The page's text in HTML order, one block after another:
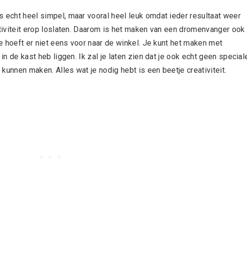
echt heel simpel, maar vooral heel leuk omdat ieder resultaat weer
erop loslaten. Daarom is het maken van een dromenvanger ook
er niet eens voor naar de winkel. Je kunt het maken met
de kast heb liggen. Ik zal je laten zien dat je ook echt geen
maken. Alles wat je nodig hebt is een beetje creativiteit.